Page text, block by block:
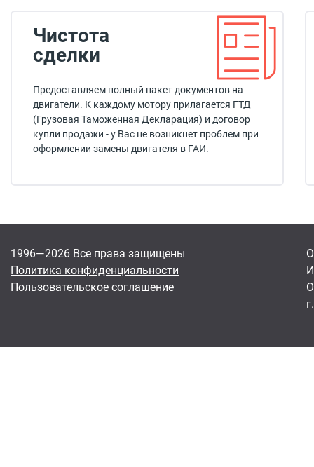
Чистота
сделки
Предоставляем полный пакет документов на
двигатели. К каждому мотору прилагается ГТД
(Грузовая Таможенная Декларация) и договор
купли продажи - у Вас не возникнет проблем при
оформлении замены двигателя в ГАИ.
1996—2026 Все права защищены
Политика конфиденциальности
Пользовательское соглашение